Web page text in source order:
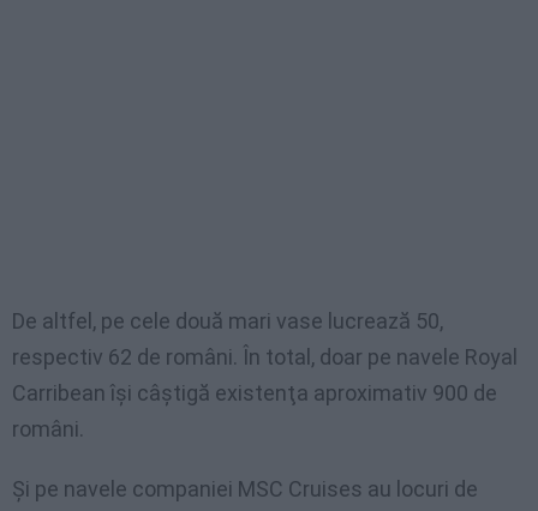
De altfel, pe cele două mari vase lucrează 50,
respectiv 62 de români. În total, doar pe navele Royal
Carribean îşi câştigă existenţa aproximativ 900 de
români.
Şi pe navele companiei MSC Cruises au locuri de